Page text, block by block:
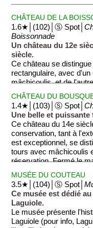
CHÂTEAU DE LA
1.6★│(102)│Ⓢ Spot│
Boissonnade
Un château du 12e
siècle.
Ce château se
rectangulaire, avec
mâchicoulis, et de
d'escalier.
CHÂTEAU DU
1.4★│(103)│Ⓢ Spot│
Une belle et
Ce château du 14e
conservation, tant à
est exceptionnel, se
tours avec mâchicoulis
réservation. Fermé le
MUSÉE DU COUTEAU
3.5★│(104)│Ⓢ Spot│
Ce musée est dédié
Laguiole.
Le musée présente
Laguiole (pour info,